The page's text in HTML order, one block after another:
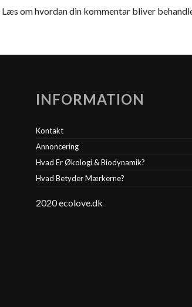
Læs om hvordan din kommentar bliver
INFORMATION
Kontakt
Annoncering
Hvad Er Økologi & Biodynamik?
Hvad Betyder Mærkerne?
2020 ecolove.dk